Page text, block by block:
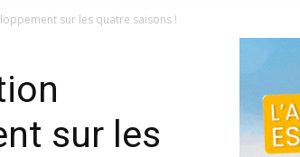
sur les quatre saisons !
sur les